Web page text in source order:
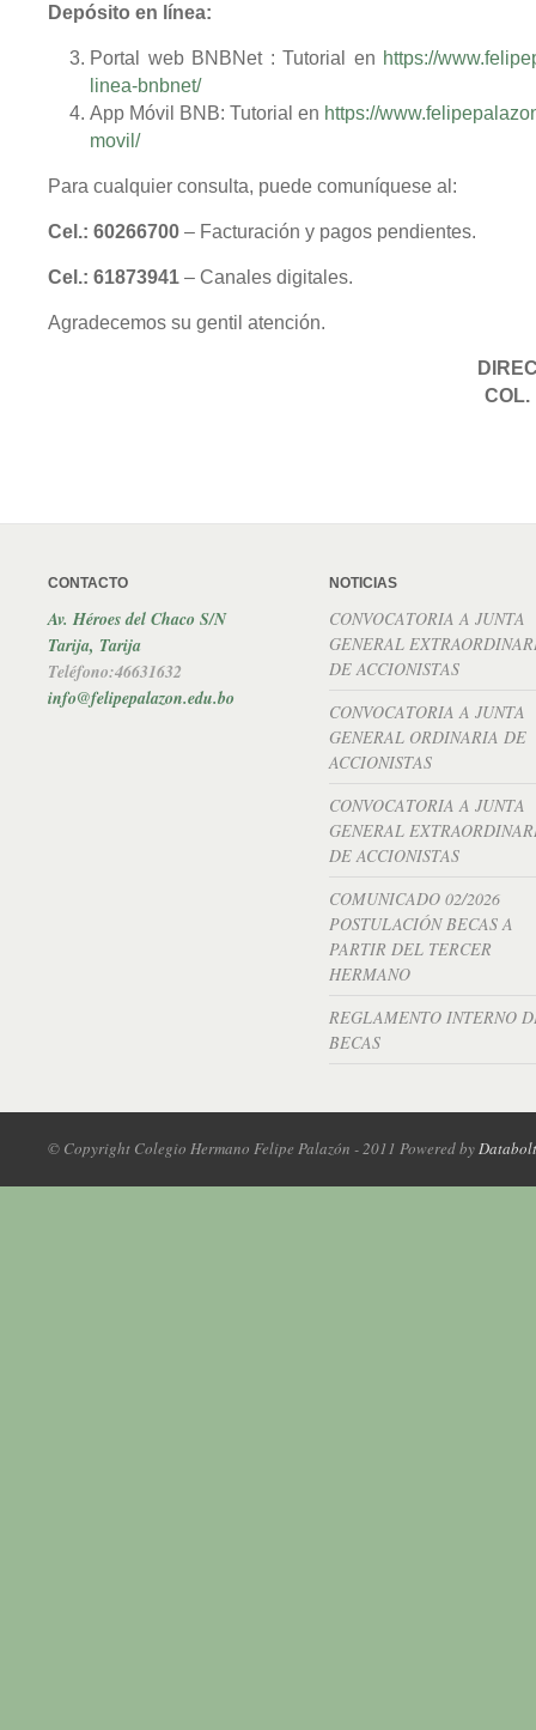
Depósito en línea:
Portal web BNBNet : Tutorial en https://
linea-bnbnet/
App Móvil BNB: Tutorial en https://
movil/
Para cualquier consulta, puede comuníquese al:
Cel.: 60266700 – Facturación y pagos pendientes.
Cel.: 61873941 – Canales digitales.
Agradecemos su gentil atención.
COL.
CONTACTO
Av. Héroes del Chaco S/N
Tarija, Tarija
Teléfono:46631632
info@felipepalazon.edu.bo
NOTICIAS
CONVOCATORIA A JUNTA
GENERAL
DE ACCIONISTAS
CONVOCATORIA A JUNTA
GENERAL ORDINARIA DE
ACCIONISTAS
CONVOCATORIA A JUNTA
GENERAL
DE ACCIONISTAS
COMUNICADO 02/2026
POSTULACIÓN BECAS A
PARTIR DEL TERCER
HERMANO
REGLAMENTO INTERNO
BECAS
© Copyright Colegio Hermano Felipe Palazón - 2011 Powered byDatabolt